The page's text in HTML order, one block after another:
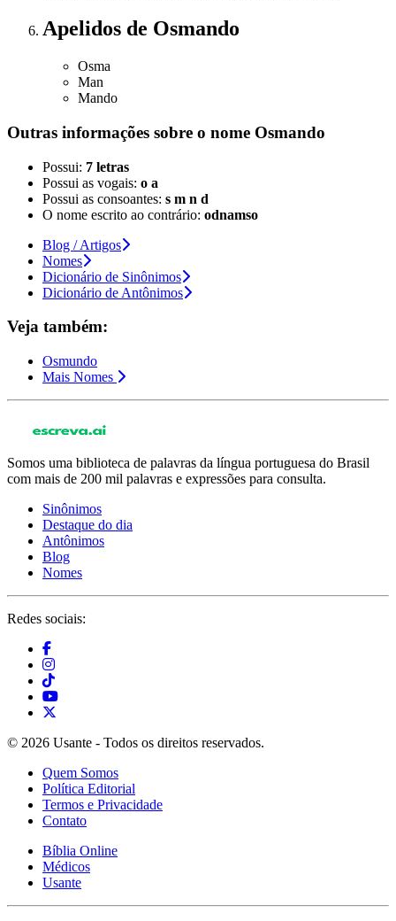
Apelidos de Osmando
Osma
Man
Mando
Outras informações sobre o nome Osmando
Possui: 7 letras
Possui as vogais: o a
Possui as consoantes: s m n d
O nome escrito ao contrário: odnamso
Blog / Artigos
Nomes
Dicionário de Sinônimos
Dicionário de Antônimos
Veja também:
Osmundo
Mais Nomes
Somos uma biblioteca de palavras da língua portuguesa do Brasil
com mais de 200 mil palavras e expressões para consulta.
Sinônimos
Destaque do dia
Antônimos
Blog
Nomes
Redes sociais:
© 2026 Usante - Todos os direitos reservados.
Quem Somos
Política Editorial
Termos e Privacidade
Contato
Bíblia Online
Médicos
Usante